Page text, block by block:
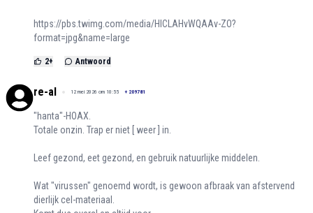
https://pbs.twimg.com/media/HICLAHvWQAAv-ZO?
format=jpg&name=large
2+ Antwoord
re-al 12 mei 2026 om 10:55 + 209781
"hanta"-HOAX.
Totale onzin. Trap er niet [ weer ] in.
Leef gezond, eet gezond, en gebruik natuurlijke middelen.
Wat "virussen" genoemd wordt, is gewoon afbraak van afstervend
dierlijk cel-materiaal.